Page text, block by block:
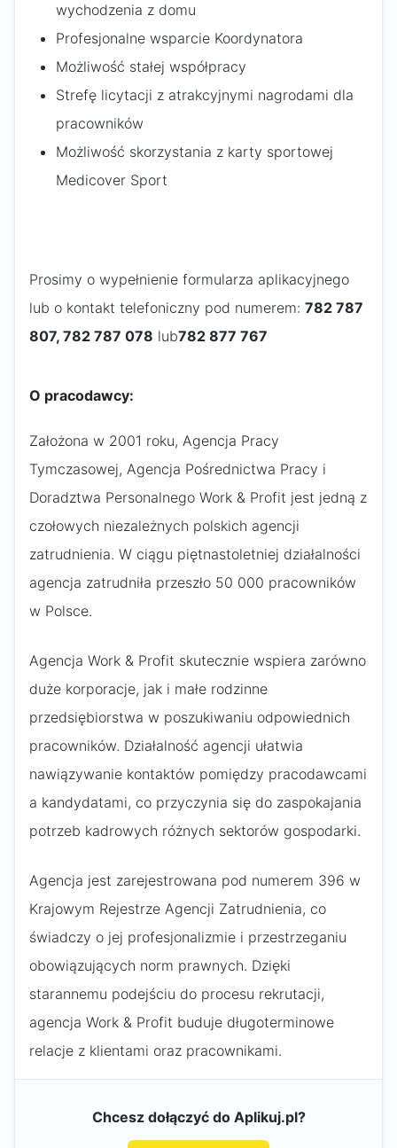
wychodzenia z domu
Profesjonalne wsparcie Koordynatora
Możliwość stałej współpracy
Strefę licytacji z atrakcyjnymi nagrodami dla
pracowników
Możliwość skorzystania z karty sportowej
Medicover Sport
Prosimy o wypełnienie formularza aplikacyjnego
lub o kontakt telefoniczny pod numerem: 782 787
807, 782 787 078 lub782 877 767
O pracodawcy:
Założona w 2001 roku, Agencja Pracy
Tymczasowej, Agencja Pośrednictwa Pracy i
Doradztwa Personalnego Work & Profit jest jedną z
czołowych niezależnych polskich agencji
zatrudnienia. W ciągu piętnastoletniej działalności
agencja zatrudniła przeszło 50 000 pracowników
w Polsce.
Agencja Work & Profit skutecznie wspiera zarówno
duże korporacje, jak i małe rodzinne
przedsiębiorstwa w poszukiwaniu odpowiednich
pracowników. Działalność agencji ułatwia
nawiązywanie kontaktów pomiędzy pracodawcami
a kandydatami, co przyczynia się do zaspokajania
potrzeb kadrowych różnych sektorów gospodarki.
Agencja jest zarejestrowana pod numerem 396 w
Krajowym Rejestrze Agencji Zatrudnienia, co
świadczy o jej profesjonalizmie i przestrzeganiu
obowiązujących norm prawnych. Dzięki
starannemu podejściu do procesu rekrutacji,
agencja Work & Profit buduje długoterminowe
relacje z klientami oraz pracownikami.
Chcesz dołączyć do Aplikuj.pl?